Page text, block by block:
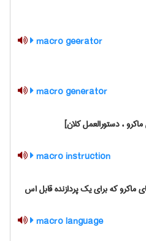
macro geerator
macro generator
، دستورالعمل کلان]
macro instruction
ماکرو که برای یک پردازنده قابل اس
macro language